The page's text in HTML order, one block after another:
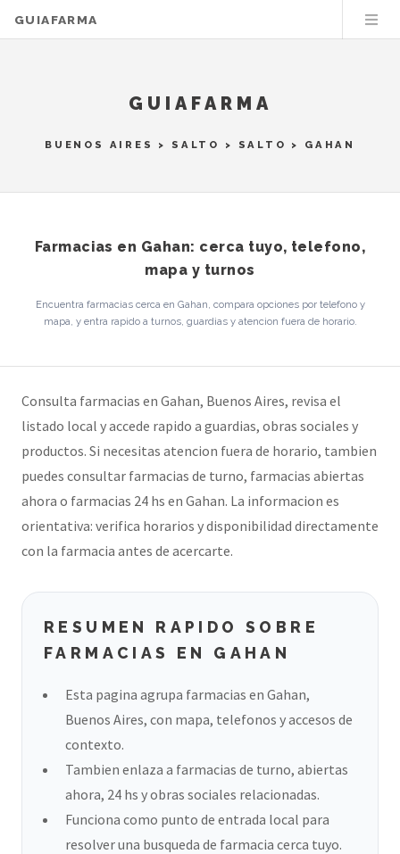
GUIAFARMA
GUIAFARMA
BUENOS AIRES > SALTO > SALTO > GAHAN
Farmacias en Gahan: cerca tuyo, telefono,
mapa y turnos
Encuentra farmacias cerca en Gahan, compara opciones por telefono y
mapa, y entra rapido a turnos, guardias y atencion fuera de horario.
Consulta farmacias en Gahan, Buenos Aires, revisa el
listado local y accede rapido a guardias, obras sociales y
productos. Si necesitas atencion fuera de horario, tambien
puedes consultar farmacias de turno, farmacias abiertas
ahora o farmacias 24 hs en Gahan. La informacion es
orientativa: verifica horarios y disponibilidad directamente
con la farmacia antes de acercarte.
RESUMEN RAPIDO SOBRE
FARMACIAS EN GAHAN
Esta pagina agrupa farmacias en Gahan,
Buenos Aires, con mapa, telefonos y accesos de
contexto.
Tambien enlaza a farmacias de turno, abiertas
ahora, 24 hs y obras sociales relacionadas.
Funciona como punto de entrada local para
resolver una busqueda de farmacia cerca tuyo.